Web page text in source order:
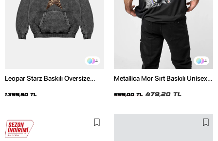
4
Leopar Starz Baskılı Oversize
Hoodie
1.399,90 TL
4
Metallica Mor Sırt Baskılı Unisex
599,00 TL 479,20 TL